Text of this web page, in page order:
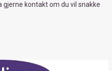
gjerne kontakt om du vil snakke